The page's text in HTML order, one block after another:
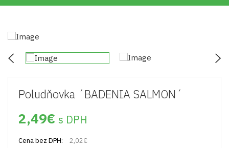
Poludňovka ´BADENIA SALMON´
2,49€ s DPH
Cena bez DPH: 2,02€